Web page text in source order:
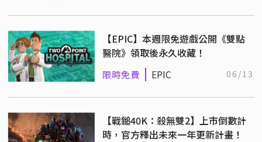
【EPIC】本週限免遊戲公開《雙點
醫院》領取後永久收藏！
限時免費 EPIC 06/13
【戰鎚40K：殺無雙2】上市倒數計
時，官方釋出未來一年更新計畫！